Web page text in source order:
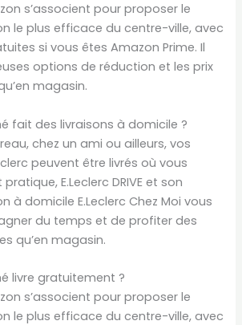
s’associent pour proposer le
le plus efficace du centre-ville, avec
si vous êtes Amazon Prime. Il
options de réduction et les prix
magasin.
fait des livraisons à domicile ?
chez un ami ou ailleurs, vos
peuvent être livrés où vous
E.Leclerc DRIVE et son
à domicile E.Leclerc Chez Moi vous
du temps et de profiter des
qu’en magasin.
livre gratuitement ?
s’associent pour proposer le
le plus efficace du centre-ville, avec